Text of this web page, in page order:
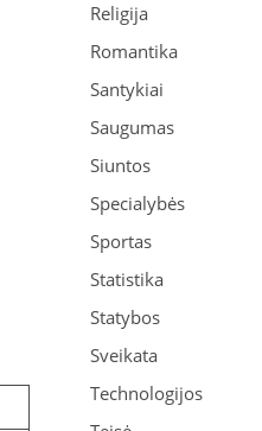
Religija
Romantika
Santykiai
Saugumas
Siuntos
Specialybės
Sportas
Statistika
Statybos
Sveikata
Technologijos